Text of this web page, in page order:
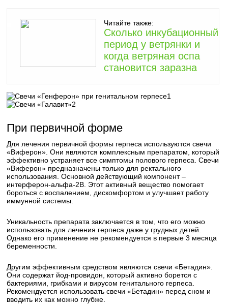
Читайте также:
Сколько инкубационный
период у ветрянки и
когда ветряная оспа
становится заразна
1
2
При первичной форме
Для лечения первичной формы герпеса используются свечи
«Виферон». Они являются комплексным препаратом, который
эффективно устраняет все симптомы полового герпеса. Свечи
«Виферон» предназначены только для ректального
использования. Основной действующий компонент –
интерферон-альфа-2В. Этот активный вещество помогает
бороться с воспалением, дискомфортом и улучшает работу
иммунной системы.
Уникальность препарата заключается в том, что его можно
использовать для лечения герпеса даже у грудных детей.
Однако его применение не рекомендуется в первые 3 месяца
беременности.
Другим эффективным средством являются свечи «Бетадин».
Они содержат йод-провидон, который активно борется с
бактериями, грибками и вирусом генитального герпеса.
Рекомендуется использовать свечи «Бетадин» перед сном и
вводить их как можно глубже.